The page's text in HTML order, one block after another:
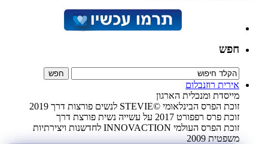
חפש
אירית רוזנבלום
מייסדת ומנכלית הארגון
זוכת הפרס הבינלאומי ©STEVIE לנשים פורצות דרך 2019
זוכת פרס רפפורט 2017 על עשייה נשית פורצת דרך
זוכת הפרס העולמי INNOVACTION לחדשנות ויצירתיות
משפטית 2009